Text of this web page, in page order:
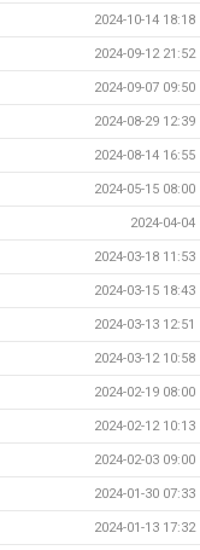
2024-10-14 18:18
2024-09-12 21:52
2024-09-07 09:50
2024-08-29 12:39
2024-08-14 16:55
2024-05-15 08:00
2024-04-04
2024-03-18 11:53
2024-03-15 18:43
2024-03-13 12:51
2024-03-12 10:58
2024-02-19 08:00
2024-02-12 10:13
2024-02-03 09:00
2024-01-30 07:33
2024-01-13 17:32